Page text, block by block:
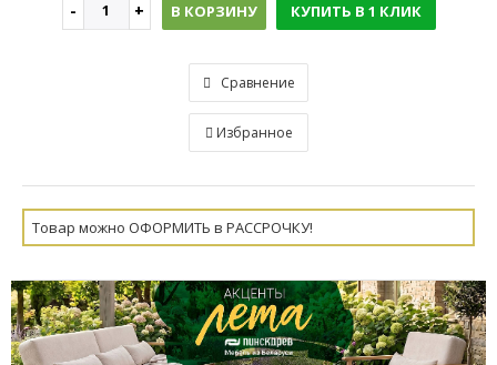
В КОРЗИНУ КУПИТЬ В 1 КЛИК
Сравнение
Избранное
Товар можно ОФОРМИТЬ в РАССРОЧКУ!